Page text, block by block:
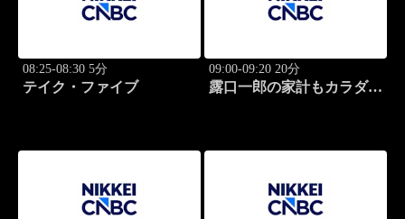
08:25-08:30 5分
テイク・ファイブ
09:00-09:20 20分
露口一郎の家計もカラダも